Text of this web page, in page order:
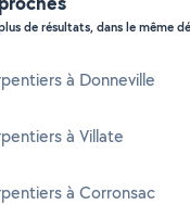
de résultats, dans le même
à Donneville
à Villate
à Corronsac